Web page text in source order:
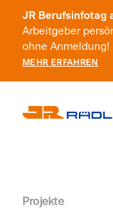
JR Berufsinfotag
Arbeitgeber
ohne Anmeldung!
MEHR ERFAHREN
Projekte